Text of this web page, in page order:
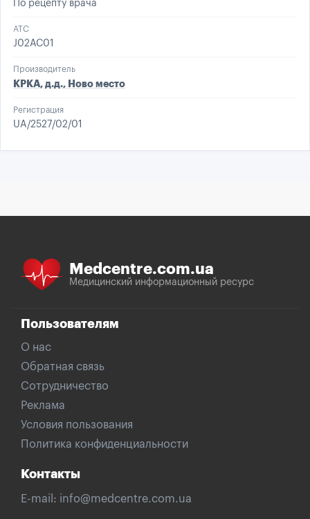
По рецепту врача
ATC
J02AC01
Производитель
КРКА, д.д., Ново место
Регистрация
UA/2527/02/01
Medcentre.com.ua
Медицинский информационный ресурс
Пользователям
О нас
Обратная связь
Сотрудничество
Реклама
Условия пользования
Политика конфиденциальности
Контакты
E-mail: info@medcentre.com.ua